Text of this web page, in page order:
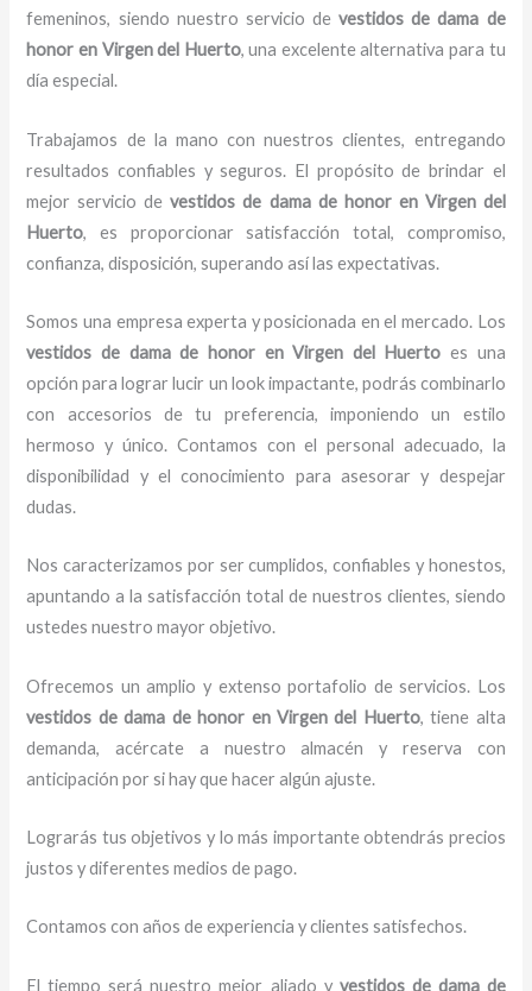
femeninos, siendo nuestro servicio devestidos de dama de
honoren Virgen del Huerto, una excelente alternativa para tu
día especial.
Trabajamos de la mano con nuestros clientes, entregando
resultados confiables y seguros. El propósito de brindar el
mejor servicio devestidos de dama de honor en Virgen del
Huerto, es proporcionar satisfacción total, compromiso,
confianza, disposición, superando así las expectativas.
Somos una empresa experta y posicionada en el mercado. Los
vestidos de dama de honor en Virgen del Huerto es una
opción para lograr lucir un look impactante, podrás combinarlo
con accesorios de tu preferencia, imponiendo un estilo
hermoso y único. Contamos con el personal adecuado, la
disponibilidad y el conocimiento para asesorar y despejar
dudas.
Nos caracterizamos por ser cumplidos, confiables y honestos,
apuntando a la satisfacción total de nuestros clientes, siendo
ustedes nuestro mayor objetivo.
Ofrecemos un amplio y extenso portafolio de servicios. Los
vestidos de dama de honor en Virgen del Huerto, tiene alta
demanda, acércate a nuestro almacén y reserva con
anticipación por si hay que hacer algún ajuste.
Lograrás tus objetivos y lo más importante obtendrás precios
justos y diferentes medios de pago.
Contamos con años de experiencia y clientes satisfechos.
El tiempo será nuestro mejor aliado y vestidos de dama de